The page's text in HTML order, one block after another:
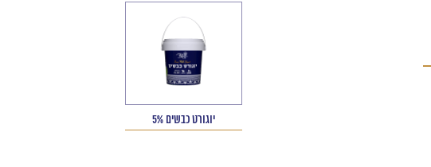
יוגורט כבשים 5%